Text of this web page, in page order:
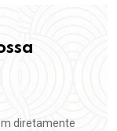
diretamente